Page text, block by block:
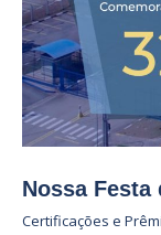
Nossa Festa
Certificações e